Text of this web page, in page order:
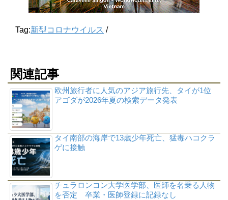
Tag:新型コロナウイルス /
関連記事
欧州旅行者に人気のアジア旅行先、タイが1位
アゴダが2026年夏の検索データ発表
タイ南部の海岸で13歳少年死亡、猛毒ハコクラ
ゲに接触
チュラロンコン大学医学部、医師を名乗る人物
を否定 卒業・医師登録に記録なし